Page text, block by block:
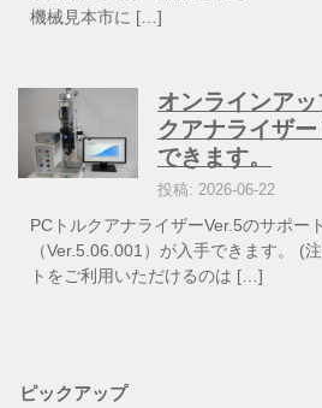
機械見本市に […]
オンラインア
クアナライザー
できます。
投稿: 2026-06-22
PCトルクアナライザーVer.5のサポー
（Ver.5.06.001）が入手できます。 (
トをご利用いただけるのは […]
ピックアップ